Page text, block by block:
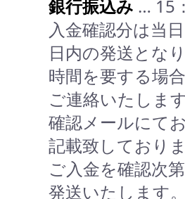
銀行振込み … 15
入金確認分は当
日内の発送とな
時間を要する場
ご連絡いたしま
確認メールにて
記載致しておりま
ご入金を確認次
発送いたします。